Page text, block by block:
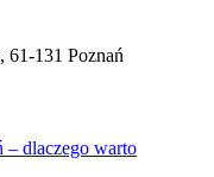
61-131 Poznań
– dlaczego warto